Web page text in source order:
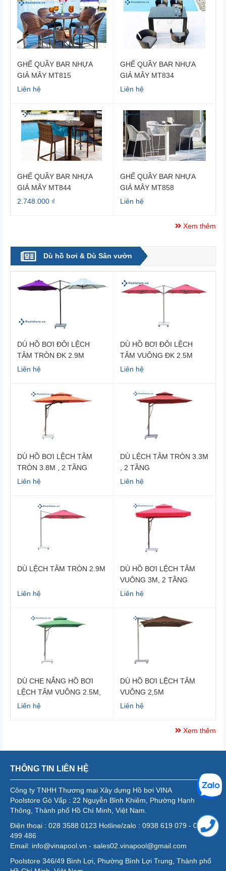
GHẾ QUẦY BAR NHỰA
GIẢ MÂY MT815
Liên hệ
GHẾ QUẦY BAR NHỰA
GIẢ MÂY MT834
Liên hệ
GHẾ QUẦY BAR NHỰA
GIẢ MÂY MT844
2.748.000 ₫
GHẾ QUẦY BAR NHỰA
GIẢ MÂY MT858
Liên hệ
Xem thêm
Dù hồ bơi & Dù Sân vườn
DÙ HỒ BƠI ĐÔI LỆCH
TÂM TRÒN ĐK 2.9M
Liên hệ
DÙ HỒ BƠI ĐÔI LỆCH
TÂM VUÔNG ĐK 2.5M
Liên hệ
DÙ HỒ BƠI LỆCH TÂM
TRÒN 3.8M , 2 TẦNG
Liên hệ
DÙ LỆCH TÂM TRÒN 3.3M
, 2 TẦNG
Liên hệ
DÙ LỆCH TÂM TRÒN 2.9M
Liên hệ
DÙ HỒ BƠI LỆCH TÂM
VUÔNG 3M, 2 TẦNG
Liên hệ
DÙ CHE NẮNG HỒ BƠI
LỆCH TÂM VUÔNG 2.5M,
2 TẦNG
Liên hệ
DÙ HỒ BƠI LỆCH TÂM
VUÔNG 2,5M
Liên hệ
Xem thêm
THÔNG TIN LIÊN HỆ
Công ty TNHH Thương mại Xây dựng Hồ bơi VINA
Poolstore Gò Vấp : 22 Nguyễn Bỉnh Khiêm, Phường Hạnh
Thông, Thành phố Hồ Chí Minh, Việt Nam.
Điện thoại : 028 3588 0123 Hotline/zalo : 0938 619 079 - 0986
499 486
Email: info@vinapool.vn - sales02.vinapool@gmail.com
Poolstore 346/49 Bình Lợi, Phường Bình Lợi Trung, Thành phố